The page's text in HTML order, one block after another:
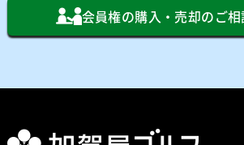
会員権の購入・売却のご